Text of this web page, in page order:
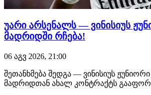
უარი არსენალს — ვინისიუს
მადრიდში რჩება!
06 აგვ 2026, 21:00
შეთანხმება შედგა — ვინისიუს
მადრიდთან ახალ კონტრაქტს